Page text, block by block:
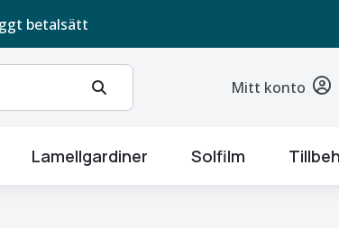
betalsätt
Mitt konto
Lamellgardiner Solfilm